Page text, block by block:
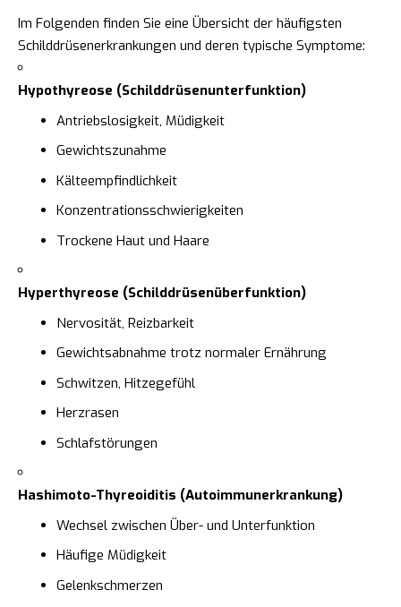
Im Folgenden finden Sie eine Übersicht der häufigsten
Schilddrüsenerkrankungen und deren typische Symptome:
Hypothyreose (Schilddrüsenunterfunktion)
Antriebslosigkeit, Müdigkeit
Gewichtszunahme
Kälteempfindlichkeit
Konzentrationsschwierigkeiten
Trockene Haut und Haare
Hyperthyreose (Schilddrüsenüberfunktion)
Nervosität, Reizbarkeit
Gewichtsabnahme trotz normaler Ernährung
Schwitzen, Hitzegefühl
Herzrasen
Schlafstörungen
Hashimoto-Thyreoiditis (Autoimmunerkrankung)
Wechsel zwischen Über- und Unterfunktion
Häufige Müdigkeit
Gelenkschmerzen